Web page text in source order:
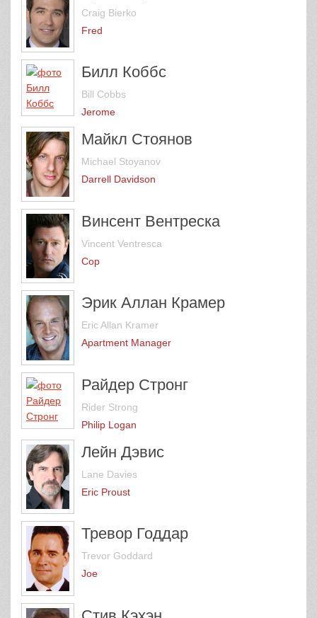
Craig Bierko
Fred
Билл Коббс
Bill Cobbs
Jerome
Майкл Стоянов
Michael Stoyanov
Darrell Davidson
Винсент Вентреска
Vincent Ventresca
Cop
Эрик Аллан Крамер
Eric Allan Kramer
Apartment Manager
Райдер Стронг
Rider Strong
Philip Logan
Лейн Дэвис
Lane Davies
Eric Proust
Тревор Годдар
Trevor Goddard
Joe